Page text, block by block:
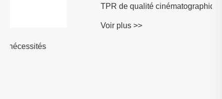
TPR de qualité cinématographique